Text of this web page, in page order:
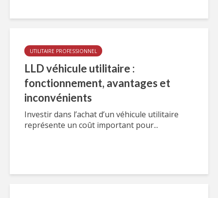
UTILITAIRE PROFESSIONNEL
LLD véhicule utilitaire :
fonctionnement, avantages et
inconvénients
Investir dans l’achat d’un véhicule utilitaire
représente un coût important pour...